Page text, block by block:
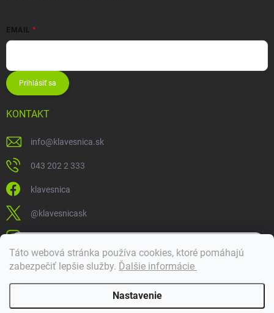
Táto webová stránka používa cookies, ktoré pomáhajú
zabezpečiť lepšie služby. Ďalšie informácie
Nastavenie
EMAIL
Prihlásiť sa
KONTAKT
info@klavesnica.sk
043 202 2 333
klavesnica
@klavesnicask
klavesnica_sk
Doprava a platba
Dobrý deň! 👋 Pomôžem vám nájsť správny diel. Napíšte mi.